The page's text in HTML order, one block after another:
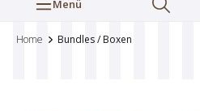
Menü
Home Bundles / Boxen